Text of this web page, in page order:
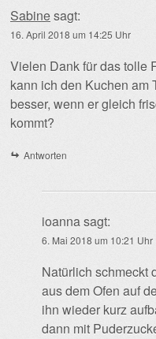
Sabinesagt:
16. April 2018 um 14:25 Uhr
Vielen Dank für das tolle
kann ich den Kuchen am
besser, wenn er gleich
kommt?
Antworten
ioannasagt:
6. Mai 2018 um 10:21 Uhr
Natürlich schmeckt
aus dem Ofen auf
ihn wieder kurz
dann mit